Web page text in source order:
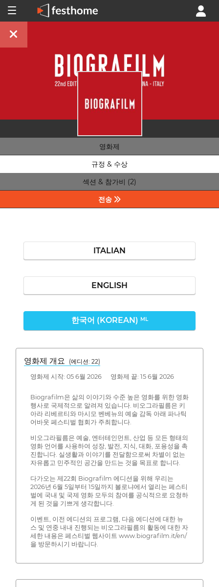
영화제
규정 & 수상
섹션 & 참가비 (2)
전송
ITALIAN
ENGLISH
한국어 (KOREAN) ML
영화제 개요 (에디션: 22)
영화제 시작: 05 6월 2026 영화제 끝: 15 6월 2026
Biografilm은 삶의 이야기와 수준 높은 영화를 위한 영화
행사로 국제적으로 알려져 있습니다. 비오그라필름은 키
아라 리베르티와 마시모 벤베뉴의 예술 감독 아래 파나틱
어바웃 페스티벌 협회가 주최합니다.
비오그라필름은 예술, 엔터테인먼트, 산업 등 모든 형태의
영화 언어를 사용하여 성장, 발전, 지식, 대화, 포용성을 촉
진합니다. 실생활과 이야기를 전달함으로써 차별이 없는
자유롭고 민주적인 공간을 만드는 것을 목표로 합니다.
다가오는 제22회 Biografilm 에디션을 위해 우리는
2026년 6월 5일부터 15일까지 볼로냐에서 열리는 페스티
벌에 국내 및 국제 영화 모두의 참여를 공식적으로 요청하
게 된 것을 기쁘게 생각합니다.
이벤트, 이전 에디션의 프로그램, 다음 에디션에 대한 뉴
스 및 연중 내내 진행되는 비오그라필름의 활동에 대한 자
세한 내용은 페스티벌 웹사이트 www.biografilm.it/en/
을 방문하시기 바랍니다.